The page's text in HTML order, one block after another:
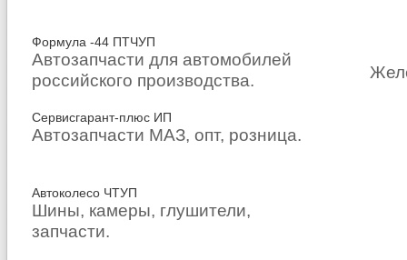
Формула -44 ПТЧУП
Автозапчасти для автомобилей
российского производства.
Сервисгарант-плюс ИП
Автозапчасти МАЗ, опт, розница.
Автоколесо ЧТУП
Шины, камеры, глушители,
запчасти.